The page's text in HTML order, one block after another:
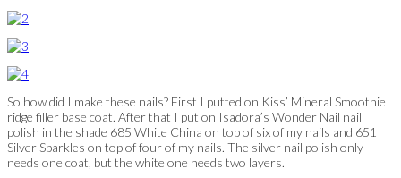
So how did I make these nails? First I putted on Kiss’ Mineral Smoothie
ridge filler base coat. After that I put on Isadora’s Wonder Nail nail
polish in the shade 685 White China on top of six of my nails and 651
Silver Sparkles on top of four of my nails. The silver nail polish only
needs one coat, but the white one needs two layers.